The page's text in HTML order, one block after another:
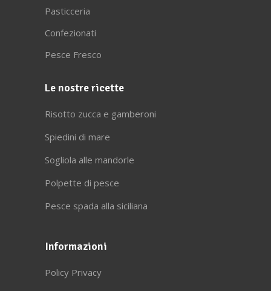
Pasticceria
Confezionati
Pesce Fresco
Le nostre ricette
Risotto zucca e gamberoni
Spiedini di mare
Sogliola alle mandorle
Polpette di pesce
Pesce spada alla siciliana
Informazioni
Policy Privacy